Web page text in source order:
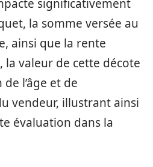
significativement
la somme versée au
ainsi que la rente
la valeur de cette décote
l’âge et de
vendeur, illustrant ainsi
évaluation dans la